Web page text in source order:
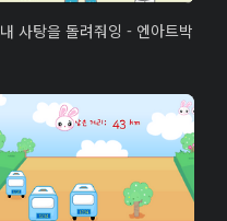
내 사탕을 돌려줘잉 - 엔아트박